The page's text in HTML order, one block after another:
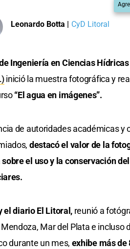
Leonardo Botta | CyD Litoral
Ingeniería en Ciencias
inició la muestra fotográfica y
“El agua en imágenes”.
de autoridades académicas y
destacó el valor de la
el uso y la conservación
el diario El Litoral, reunió a
Mar del Plata e incluso
durante un mes, exhibe más